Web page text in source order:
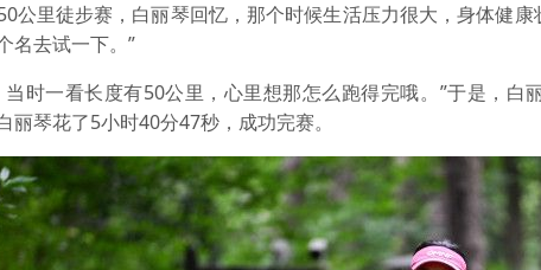
公里徒步赛，白丽琴回忆，那个时候生活压力很大，身体健
名去试一下。”
一看长度有50公里，心里想那怎么跑得完哦。”于是，白
丽琴花了5小时40分47秒，成功完赛。